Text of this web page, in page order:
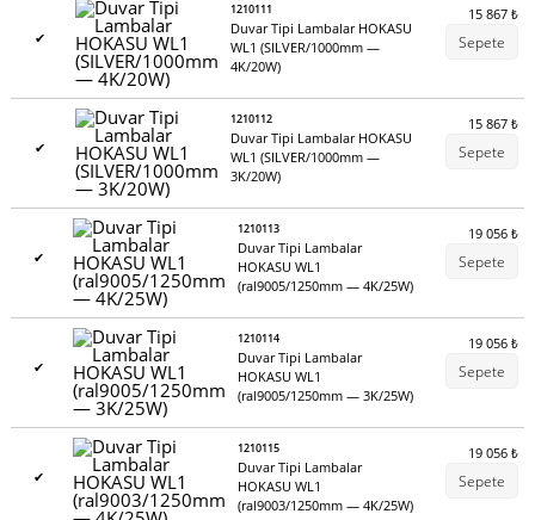
✔
1210111
Duvar Tipi Lambalar HOKASU
WL1 (SILVER/1000mm —
4K/20W)
15 867₺
Sepete
✔
1210112
Duvar Tipi Lambalar HOKASU
WL1 (SILVER/1000mm —
3K/20W)
15 867₺
Sepete
✔
1210113
Duvar Tipi Lambalar
HOKASU WL1
(ral9005/1250mm — 4K/25W)
19 056₺
Sepete
✔
1210114
Duvar Tipi Lambalar
HOKASU WL1
(ral9005/1250mm — 3K/25W)
19 056₺
Sepete
✔
1210115
Duvar Tipi Lambalar
HOKASU WL1
(ral9003/1250mm — 4K/25W)
19 056₺
Sepete